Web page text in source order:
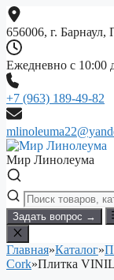
Перейти
к
содержимому
656006, г. Барнаул,
Ежедневно с 10:00
+7 (963) 189-49-82
Мир Линолеума
Задать вопрос →
Главная»Каталог»
Cork»Плитка